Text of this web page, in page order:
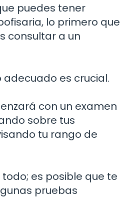
puedes tener
lo primero que
consultar a un
adecuado es crucial.
con un examen
sobre tus
tu rango de
todo; es posible que te
pruebas